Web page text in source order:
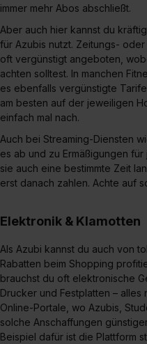
immer mehr Abos abschließt.
Aber auch hier kannst du
für Azubis nutzt. Zeitungs-
oft vergünstigt angeboten,
achten solltest. In manchen
es ebenfalls vergünstigte
am besten auf der jeweiligen
einfach mal nach.
Auch bei Streaming-Diensten
es ab und zu Ermäßigungen
sie auch eine bestimmte Zeit
erst danach zahlen. Achte auf
Elektronik & Klamotten
Als Azubi kannst du auch von
Rabatten beim Shopping
brauchst du oft elektronische
Drucker und Festplatten – alles
Online-Portale, wo Azubis,
solche Anschaffungen
Beispiel dafür ist die Plattform